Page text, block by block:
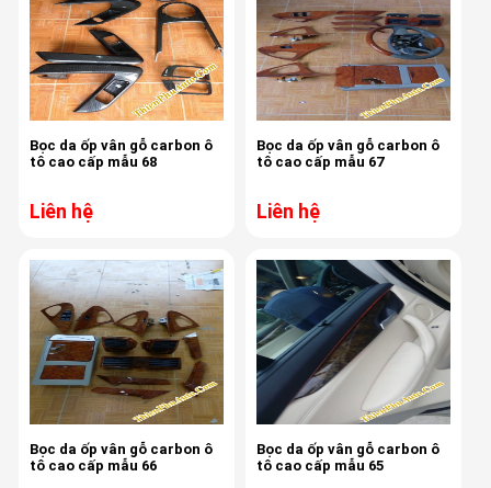
Bọc da ốp vân gỗ carbon ô
tô cao cấp mẫu 68
Liên hệ
Bọc da ốp vân gỗ carbon ô
tô cao cấp mẫu 67
Liên hệ
Bọc da ốp vân gỗ carbon ô
tô cao cấp mẫu 66
Bọc da ốp vân gỗ carbon ô
tô cao cấp mẫu 65